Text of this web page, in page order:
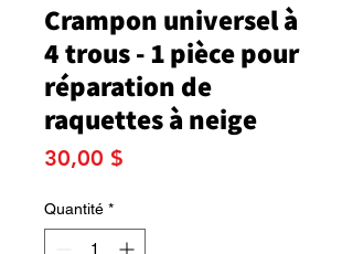
Crampon universel à
4 trous - 1 pièce pour
réparation de
raquettes à neige
30,00 $
Quantité *